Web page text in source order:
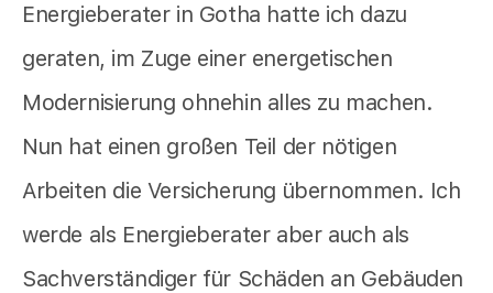
Energieberater in Gotha hatte ich dazu
geraten, im Zuge einer energetischen
Modernisierung ohnehin alles zu machen.
Nun hat einen großen Teil der nötigen
Arbeiten die Versicherung übernommen. Ich
werde als Energieberater aber auch als
Sachverständiger für Schäden an Gebäuden